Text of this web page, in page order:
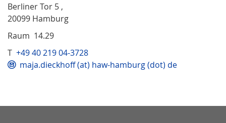
Berliner Tor 5 ,
20099 Hamburg
Raum 14.29
T +49 40 219 04-3728
maja.dieckhoff (at) haw-hamburg (dot) de